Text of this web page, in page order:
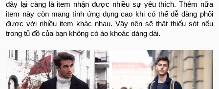
đây lại càng là item nhận được nhiều sự yêu thích. Thêm nữa
item này còn mang tính ứng dụng cao khi có thể dễ dàng phối
được với nhiều item khác nhau. Vậy nên sẽ thật thiếu sót nếu
trong tủ đồ của bạn không có áo khoác dáng dài.